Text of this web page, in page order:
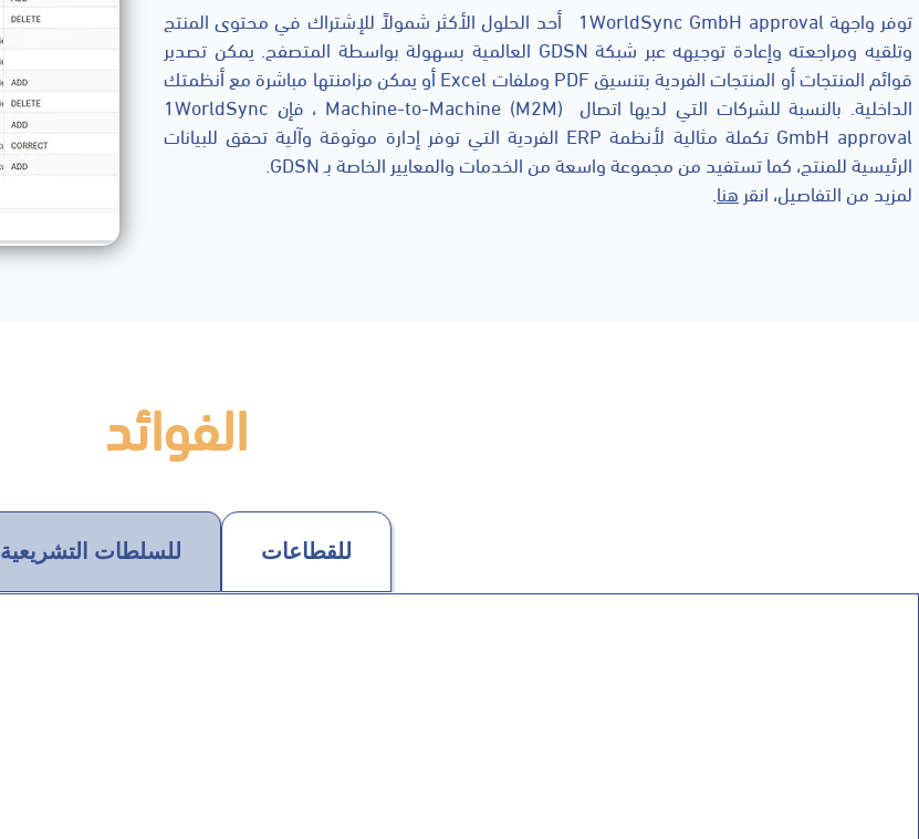
توفر واجهة 1WorldSync GmbH approval أحد الحلول الأكثر شمولاً للإشتراك في محتوى المنتج
وتلقيه ومراجعته وإعادة توجيهه عبر شبكة GDSN العالمية بسهولة بواسطة المتصفح. يمكن تصدير
قوائم المنتجات أو المنتجات الفردية بتنسيق PDF وملفات Excel أو يمكن مزامنتها مباشرة مع أنظمتك
الداخلية. بالنسبة للشركات التي لديها اتصال (M2M) Machine-to-Machine ، فإن 1WorldSync
GmbH approval تكملة مثالية لأنظمة ERP الفردية التي توفر إدارة موثوقة وآلية تحقق للبيانات
الرئيسية للمنتج، كما تستفيد من مجموعة واسعة من الخدمات والمعايير الخاصة بـ GDSN.
لمزيد من التفاصيل، انقر هنا.
الفوائد
للسلطات التشريعية للقطاعات